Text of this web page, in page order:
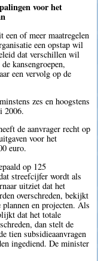
voor het
een of meer maatregelen
een opstap wil
dat verschillen wil
kansengroepen,
een vervolg op de
zes en hoogstens
2006.
de aanvrager recht op
voor het
euro.
op 125
streefcijfer wordt als
uitziet dat het
overschreden, bekijkt
en projecten. Als
dat het totale
dan stelt de
tien subsidieaanvragen
ingediend. De minister